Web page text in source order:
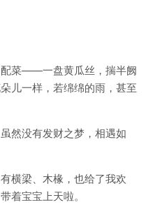
菜——一盘黄瓜丝，揣半阙
儿一样，若绵绵的雨，甚至
然没有发财之梦，相遇如
横梁、木椽，也给了我欢
着宝宝上天啦。